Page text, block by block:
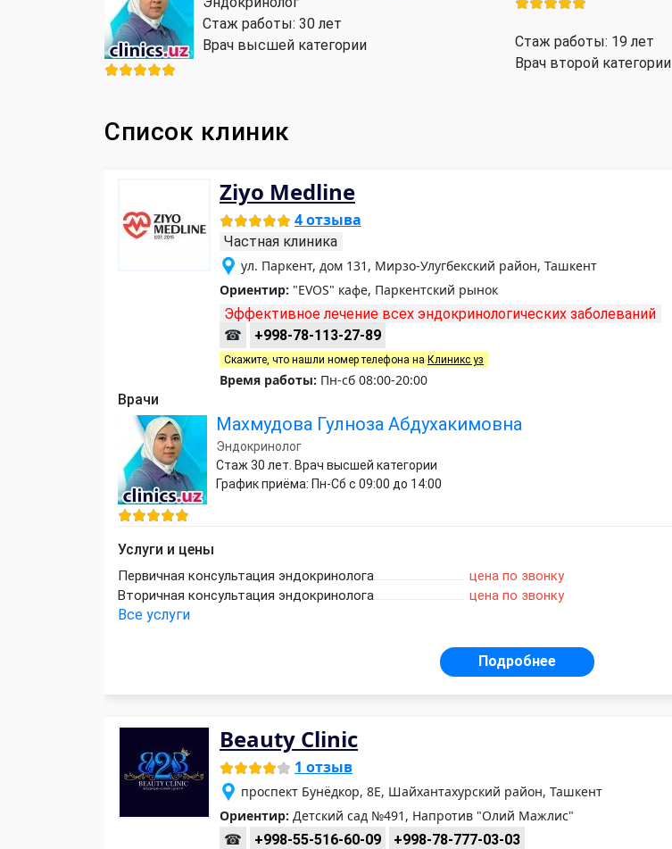
Стаж работы: 30 лет
Врач высшей категории
Стаж работы: 19 лет
Врач второй категории
Список клиник
Ziyo Medline
4 отзыва
Частная клиника
ул. Паркент, дом 131, Мирзо-Улугбекский район, Ташкент
Ориентир: "EVOS" кафе, Паркентский рынок
Эффективное лечение всех эндокринологических заболеваний
☎
+998-78-113-27-89
Скажите, что нашли номер телефона на Клиникс уз
Время работы: Пн-сб 08:00-20:00
Врачи
Махмудова Гулноза Абдухакимовна
Эндокринолог
Стаж 30 лет. Врач высшей категории
График приёма: Пн-Сб с 09:00 до 14:00
Услуги и цены
Первичная консультация эндокринолога
цена по звонку
Вторичная консультация эндокринолога
цена по звонку
Все услуги
Подробнее
Beauty Clinic
1 отзыв
проспект Бунёдкор, 8Е, Шайхантахурский район, Ташкент
Ориентир: Детский сад №491, Напротив "Олий Мажлис"
☎
+998-55-516-60-09 +998-78-777-03-03